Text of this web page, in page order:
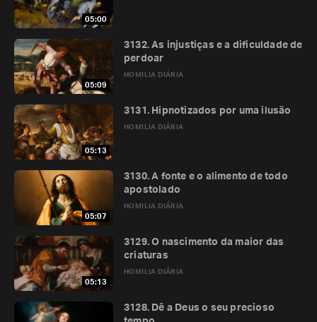
05:00
05:09
HOMILIA DIÁRIA
3132. As injustiças e a dificuldade de
perdoar
05:13
HOMILIA DIÁRIA
3131. Hipnotizados por uma ilusão
05:07
HOMILIA DIÁRIA
3130. A fonte e o alimento de todo
apostolado
05:13
HOMILIA DIÁRIA
3129. O nascimento da maior das
criaturas
3128. Dê a Deus o seu precioso